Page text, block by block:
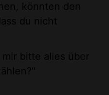
könnten den
du nicht
bitte alles über